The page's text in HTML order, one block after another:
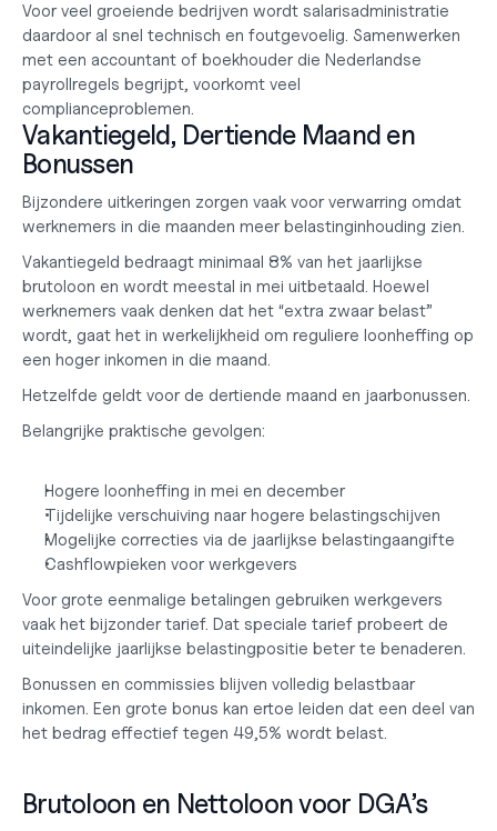
Voor veel groeiende bedrijven wordt salarisadministratie
daardoor al snel technisch en foutgevoelig. Samenwerken
met een accountant of boekhouder die Nederlandse
payrollregels begrijpt, voorkomt veel
complianceproblemen.
Vakantiegeld, Dertiende Maand en
Bonussen
Bijzondere uitkeringen zorgen vaak voor verwarring omdat
werknemers in die maanden meer belastinginhouding zien.
Vakantiegeld bedraagt minimaal 8% van het jaarlijkse
brutoloon en wordt meestal in mei uitbetaald. Hoewel
werknemers vaak denken dat het “extra zwaar belast”
wordt, gaat het in werkelijkheid om reguliere loonheffing op
een hoger inkomen in die maand.
Hetzelfde geldt voor de dertiende maand en jaarbonussen.
Belangrijke praktische gevolgen:
Hogere loonheffing in mei en december
Tijdelijke verschuiving naar hogere belastingschijven
Mogelijke correcties via de jaarlijkse belastingaangifte
Cashflowpieken voor werkgevers
Voor grote eenmalige betalingen gebruiken werkgevers
vaak het bijzonder tarief. Dat speciale tarief probeert de
uiteindelijke jaarlijkse belastingpositie beter te benaderen.
Bonussen en commissies blijven volledig belastbaar
inkomen. Een grote bonus kan ertoe leiden dat een deel van
het bedrag effectief tegen 49,5% wordt belast.
Brutoloon en Nettoloon voor DGA’s